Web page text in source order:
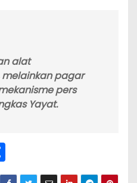
alat
pagar
pers
Yayat.
h